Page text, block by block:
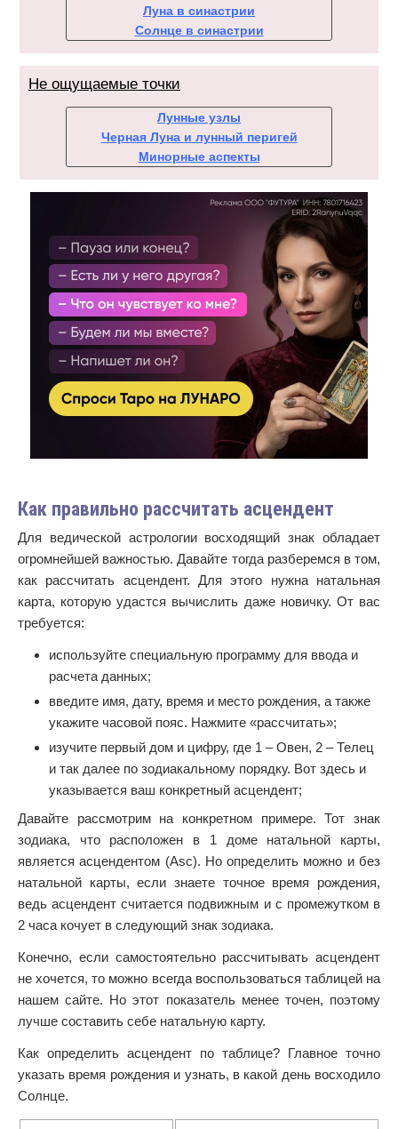
Луна в синастрии
Солнце в синастрии
Не ощущаемые точки
Лунные узлы
Черная Луна и лунный перигей
Минорные аспекты
Как правильно рассчитать асцендент
Для ведической астрологии восходящий знак обладает
огромнейшей важностью. Давайте тогда разберемся в том,
как рассчитать асцендент. Для этого нужна натальная
карта, которую удастся вычислить даже новичку. От вас
требуется:
используйте специальную программу для ввода и
расчета данных;
введите имя, дату, время и место рождения, а также
укажите часовой пояс. Нажмите «рассчитать»;
изучите первый дом и цифру, где 1 – Овен, 2 – Телец
и так далее по зодиакальному порядку. Вот здесь и
указывается ваш конкретный асцендент;
Давайте рассмотрим на конкретном примере. Тот знак
зодиака, что расположен в 1 доме натальной карты,
является асцендентом (Asc). Но определить можно и без
натальной карты, если знаете точное время рождения,
ведь асцендент считается подвижным и с промежутком в
2 часа кочует в следующий знак зодиака.
Конечно, если самостоятельно рассчитывать асцендент
не хочется, то можно всегда воспользоваться таблицей на
нашем сайте. Но этот показатель менее точен, поэтому
лучше составить себе натальную карту.
Как определить асцендент по таблице? Главное точно
указать время рождения и узнать, в какой день восходило
Солнце.